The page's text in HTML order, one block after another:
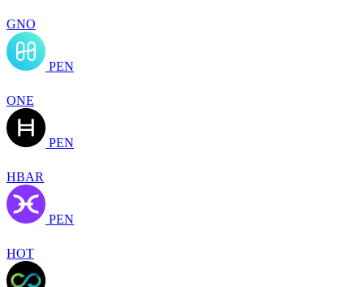
GNO
PEN
ONE
PEN
HBAR
PEN
HOT